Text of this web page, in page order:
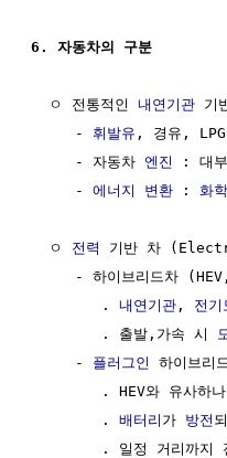
6. 자동차의 구분
  ㅇ 전통적인
내연기관 기
     -
휘발유 , 경유,
     - 자동차
엔진
: 대부
     -
에너지 변환 : 화
  ㅇ
전력
기반 차
- 하이브리드차
        .
내연기관 , 전기
        . 출발,가속 시
     -
플러그인
하이브
. HEV와 유사하
        .
배터리 가 방전
. 일정 거리까지